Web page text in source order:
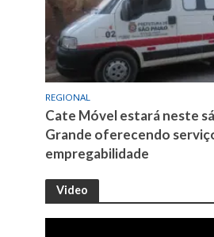
REGIONAL
Cate Móvel estará neste
Grande oferecendo
empregabilidade
Video